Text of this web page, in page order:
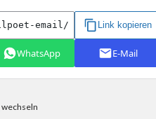
wechseln